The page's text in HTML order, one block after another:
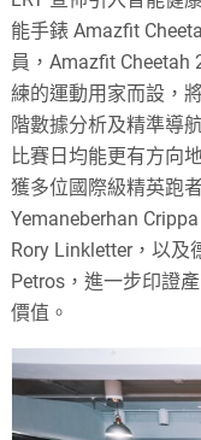
能手錶 Amazfit
員，Amazfit Cheetah
練的運動用家而設，
階數據分析及精準導
比賽日均能更有方向
獲多位國際級精英跑
Yemaneberhan
Rory Linkletter，以及
Petros，進一步印證
價值。